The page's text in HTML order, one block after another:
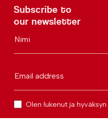
Subscribe to
our newsletter
Nimi
Email address
Olen lukenut ja hyväksyn